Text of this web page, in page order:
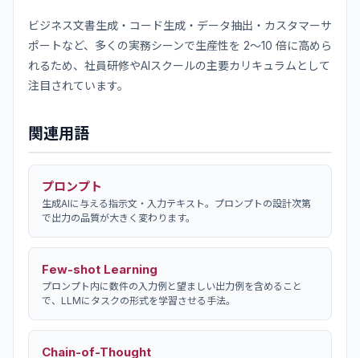
ビジネス文書生成・コード生成・データ抽出・カスタマーサ
ポートなど、多くの実務シーンで生産性を 2〜10 倍に高めら
れるため、社員研修やAIスクールの主要カリキュラムとして
注目されています。
関連用語
プロンプト
生成AIに与える指示文・入力テキスト。プロンプトの設計次第
で出力の品質が大きく変わります。
Few-shot Learning
プロンプト内に数件の入力例と望ましい出力例を含めること
で、LLMにタスクの形式を学習させる手法。
Chain-of-Thought